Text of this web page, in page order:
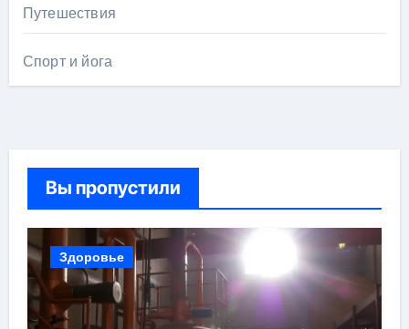
Путешествия
Спорт и йога
Вы пропустили
Здоровье